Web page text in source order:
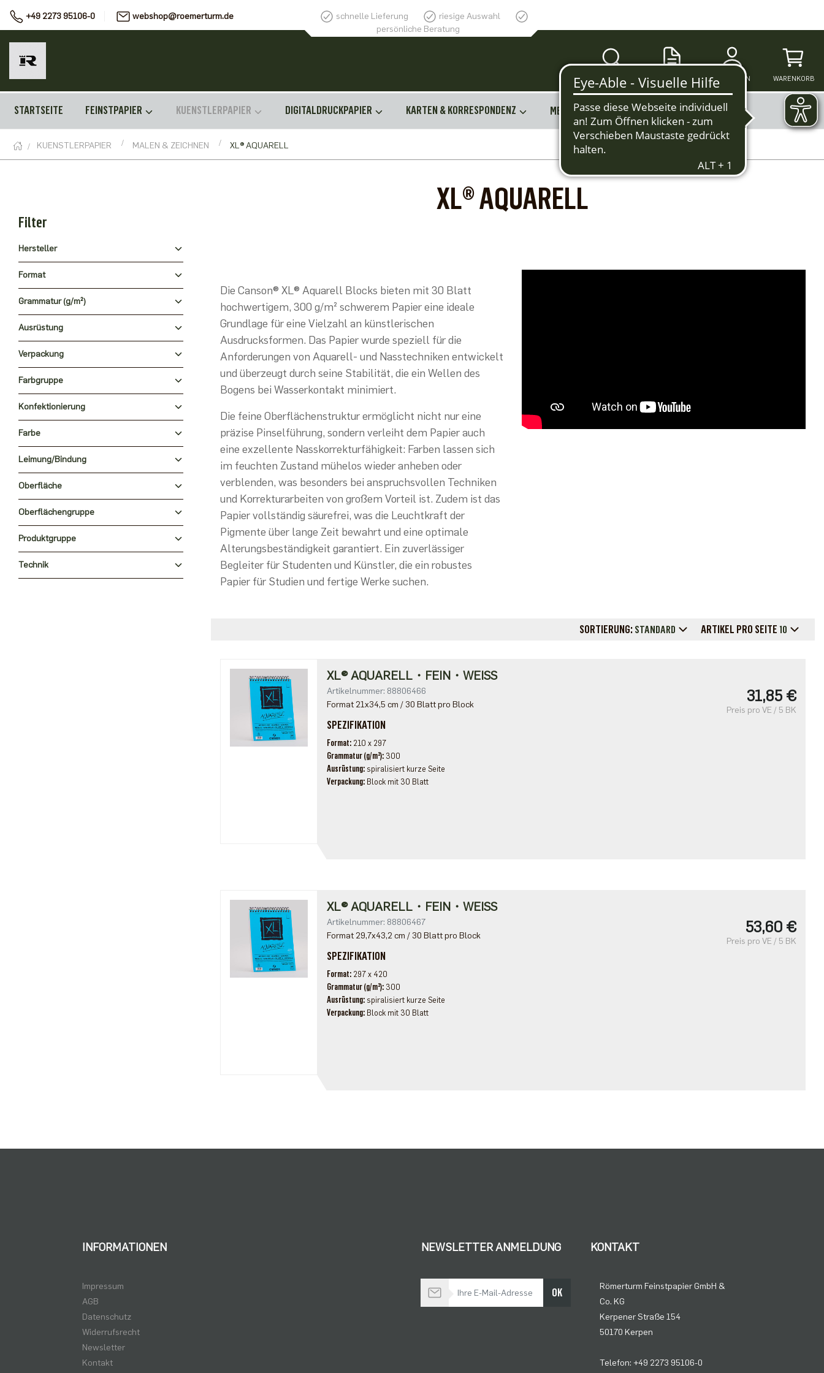
+49 2273 95106-0 webshop@roemerturm.de schnelle Lieferung
riesige Auswahl
persönliche Beratung
SUCHE MERKZETTEL ANMELDEN WARENKORB
STARTSEITE FEINSTPAPIER KUENSTLERPAPIER DIGITALDRUCKPAPIER KARTEN & KORRESPONDENZ MEHR
KUENSTLERPAPIER MALEN & ZEICHNEN XL® AQUARELL
Filter
Hersteller
Format
Grammatur (g/m²)
Ausrüstung
Verpackung
Farbgruppe
Konfektionierung
Farbe
Leimung/Bindung
Oberfläche
Oberflächengruppe
Produktgruppe
Technik
XL® AQUARELL
Die Canson® XL® Aquarell Blocks bieten mit 30 Blatt
hochwertigem, 300 g/m² schwerem Papier eine ideale
Grundlage für eine Vielzahl an künstlerischen
Ausdrucksformen. Das Papier wurde speziell für die
Anforderungen von Aquarell- und Nasstechniken entwickelt
und überzeugt durch seine Stabilität, die ein Wellen des
Bogens bei Wasserkontakt minimiert.
Die feine Oberflächenstruktur ermöglicht nicht nur eine
präzise Pinselführung, sondern verleiht dem Papier auch
eine exzellente Nasskorrekturfähigkeit: Farben lassen sich
im feuchten Zustand mühelos wieder anheben oder
verblenden, was besonders bei anspruchsvollen Techniken
und Korrekturarbeiten von großem Vorteil ist. Zudem ist das
Papier vollständig säurefrei, was die Leuchtkraft der
Pigmente über lange Zeit bewahrt und eine optimale
Alterungsbeständigkeit garantiert. Ein zuverlässiger
Begleiter für Studenten und Künstler, die ein robustes
Papier für Studien und fertige Werke suchen.
SORTIERUNG: STANDARD ARTIKEL PRO SEITE 10
XL® AQUARELL・FEIN・WEISS
Artikelnummer: 88806466
Format 21x34,5 cm / 30 Blatt pro Block
SPEZIFIKATION
Format 210 x 297
Grammatur (g/m²) 300
Ausrüstung spiralisiert kurze Seite
Verpackung Block mit 30 Blatt
31,85 €
Preis pro VE / 5 BK
XL® AQUARELL・FEIN・WEISS
Artikelnummer: 88806467
Format 29,7x43,2 cm / 30 Blatt pro Block
SPEZIFIKATION
Format 297 x 420
Grammatur (g/m²) 300
Ausrüstung spiralisiert kurze Seite
Verpackung Block mit 30 Blatt
53,60 €
Preis pro VE / 5 BK
INFORMATIONEN
Impressum
AGB
Datenschutz
Widerrufsrecht
Newsletter
Kontakt
NEWSLETTER ANMELDUNG
Bleiben Sie auf dem Laufenden OK
KONTAKT
Römerturm Feinstpapier GmbH &
Co. KG
Kerpener Straße 154
50170 Kerpen
Telefon: +49 2273 95106-0